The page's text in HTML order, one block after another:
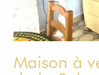
Maison à